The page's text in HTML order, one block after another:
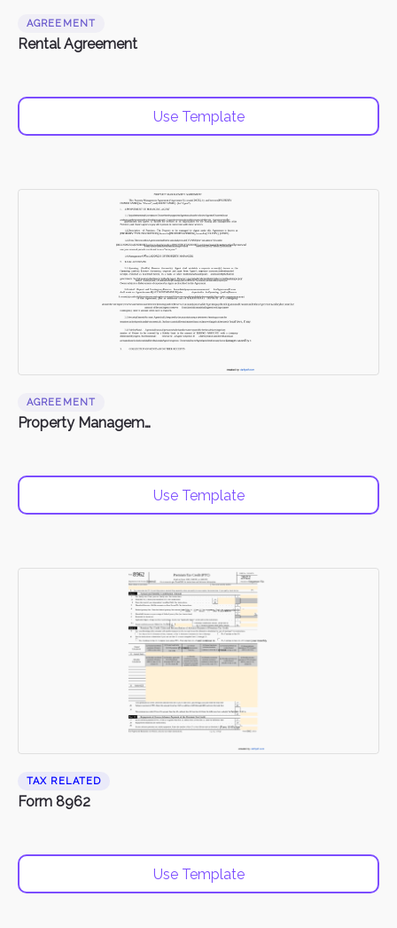
AGREEMENT
Rental Agreement
Use Template
AGREEMENT
Property Management Agreement
Use Template
TAX RELATED
Form 8962
Use Template